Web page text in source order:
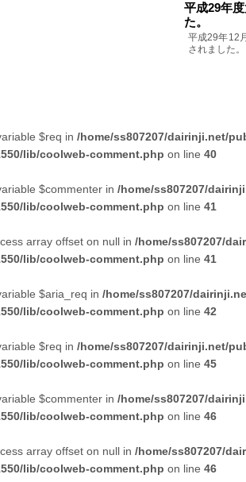
平成29年
た。
平成29年12
されました
$req in /home/ss807207/dairinji.net/
lib/coolweb-comment.php on line 40
$commenter in /home/ss807207/
lib/coolweb-comment.php on line 41
array offset on null in /home/ss807207/
lib/coolweb-comment.php on line 41
$aria_req in /home/ss807207/
lib/coolweb-comment.php on line 42
$req in /home/ss807207/dairinji.net/
lib/coolweb-comment.php on line 45
$commenter in /home/ss807207/
lib/coolweb-comment.php on line 46
array offset on null in /home/ss807207/
lib/coolweb-comment.php on line 46